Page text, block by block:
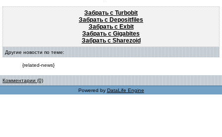
Забрать с Turbobit
Забрать с Depositfiles
Забрать с Exbit
Забрать с Gigabites
Забрать с Sharezoid
Другие новости по теме:
{related-news}
Комментарии (0)
Powered by DataLife Engine